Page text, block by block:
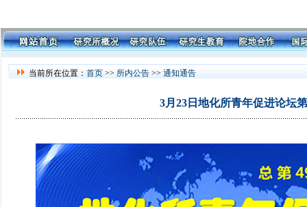
当前所在位置： 首页 >> 所内公告 >> 通知通告
3月23日地化所青年促进论坛